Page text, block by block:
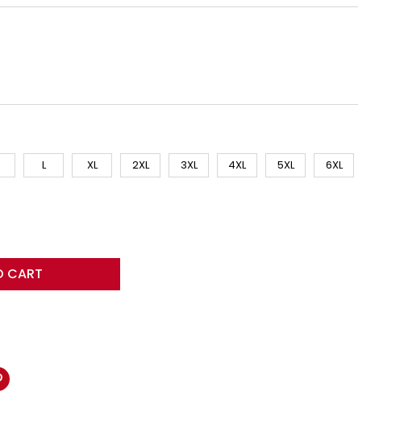
L XL 2XL 3XL 4XL 5XL 6XL